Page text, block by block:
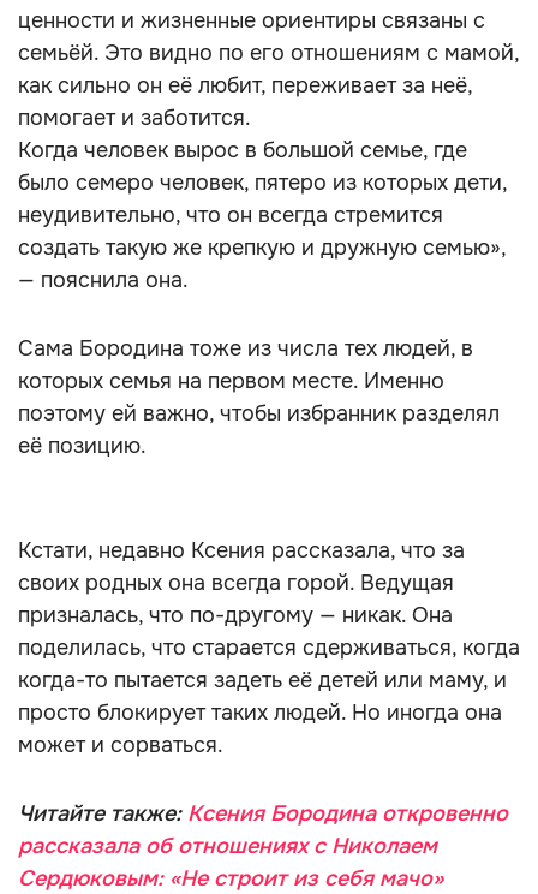
ценности и жизненные ориентиры связаны с
семьёй. Это видно по его отношениям с мамой,
как сильно он её любит, переживает за неё,
помогает и заботится.
Когда человек вырос в большой семье, где
было семеро человек, пятеро из которых дети,
неудивительно, что он всегда стремится
создать такую же крепкую и дружную семью»,
— пояснила она.
Сама Бородина тоже из числа тех людей, в
которых семья на первом месте. Именно
поэтому ей важно, чтобы избранник разделял
её позицию.
Кстати, недавно Ксения рассказала, что за
своих родных она всегда горой. Ведущая
призналась, что по-другому — никак. Она
поделилась, что старается сдерживаться, когда
когда-то пытается задеть её детей или маму, и
просто блокирует таких людей. Но иногда она
может и сорваться.
Читайте также: Ксения Бородина откровенно
рассказала об отношениях с Николаем
Сердюковым: «Не строит из себя мачо»